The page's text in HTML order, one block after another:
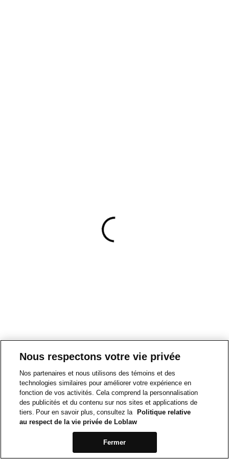
Nous respectons votre vie privée
Nos partenaires et nous utilisons des témoins et des
technologies similaires pour améliorer votre expérience en
fonction de vos activités. Cela comprend la personnalisation
des publicités et du contenu sur nos sites et applications de
tiers. Pour en savoir plus, consultez la
Politique relative
au respect de la vie privée de Loblaw
Fermer